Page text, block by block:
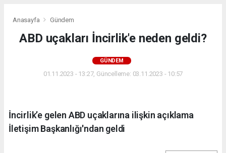
Anasayfa Gündem
ABD uçakları İncirlik'e neden geldi?
GÜNDEM
01.11.2023 - 13:27, Güncelleme: 03.11.2023 - 10:57
İncirlik’e gelen ABD uçaklarına ilişkin açıklama
İletişim Başkanlığı'ndan geldi